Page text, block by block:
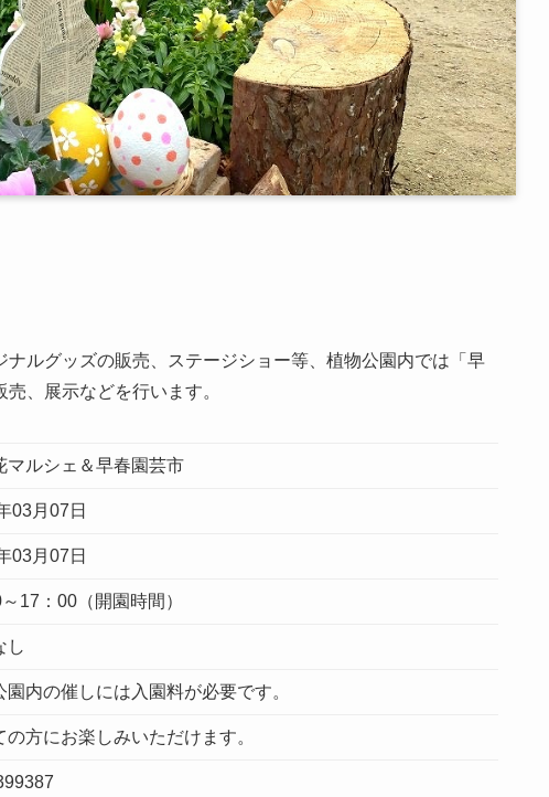
ルグッズの販売、ステージショー等、植物公園内では「早
、展示などを行います。
マルシェ＆早春園芸市
03月07日
03月07日
17：00（開園時間）
し
園内の催しには入園料が必要です。
の方にお楽しみいただけます。